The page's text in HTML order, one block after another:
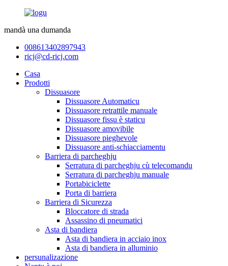
mandà una dumanda
008613402897943
ricj@cd-ricj.com
Casa
Prodotti
Dissuasore
Dissuasore Automaticu
Dissuasore retrattile manuale
Dissuasore fissu è staticu
Dissuasore amovibile
Dissuasore pieghevole
Dissuasore anti-schiacciamentu
Barriera di parcheghju
Serratura di parcheghju cù telecomandu
Serratura di parcheghju manuale
Portabiciclette
Porta di barriera
Barriera di Sicurezza
Bloccatore di strada
Assassino di pneumatici
Asta di bandiera
Asta di bandiera in acciaio inox
Asta di bandiera in alluminio
persunalizazione